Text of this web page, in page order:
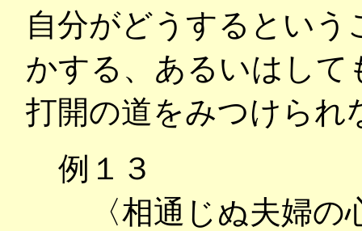
自分がどうするとい
かする、あるいはして
打開の道をみつけられ
例１３
〈相通じぬ夫婦